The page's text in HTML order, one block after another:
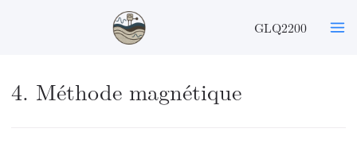
GLQ2200
4. Méthode magnétique